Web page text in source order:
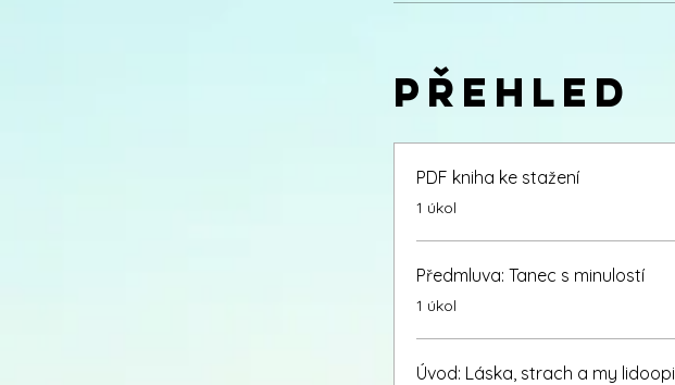
Přehled
PDF kniha ke stažení
.1 úkol
Předmluva: Tanec s minulostí
.1 úkol
Úvod: Láska, strach a my lidoopi